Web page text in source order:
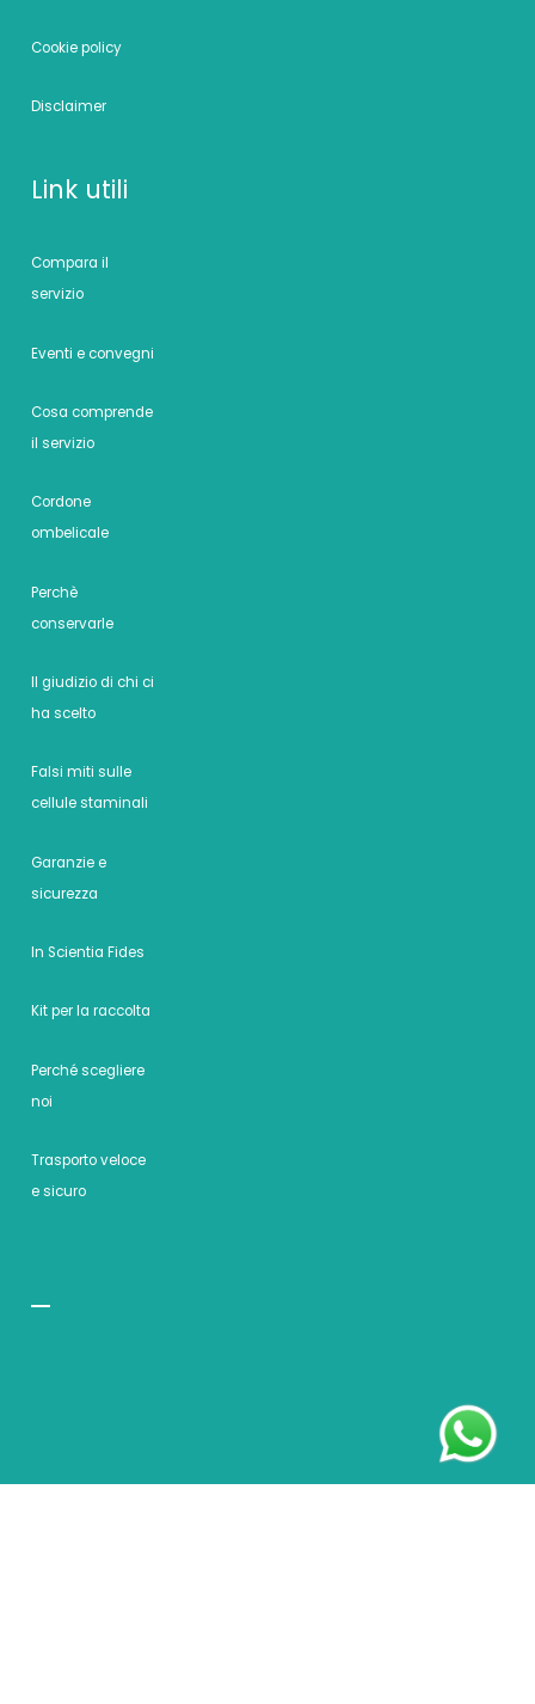
Cookie policy
Disclaimer
Link utili
Compara il
servizio
Eventi e convegni
Cosa comprende
il servizio
Cordone
ombelicale
Perchè
conservarle
Il giudizio di chi ci
ha scelto
Falsi miti sulle
cellule staminali
Garanzie e
sicurezza
In Scientia Fides
Kit per la raccolta
Perché scegliere
noi
Trasporto veloce
e sicuro